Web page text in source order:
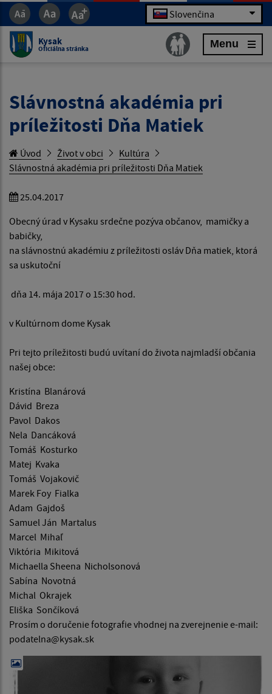
Slovenčina
Kysak
Oficiálna stránka Menu
Slávnostná akadémia pri
príležitosti Dňa Matiek
Úvod Život v obci
Kultúra
Slávnostná akadémia pri príležitosti Dňa Matiek
25.04.2017
Obecný úrad v Kysaku srdečne pozýva občanov, mamičky a
babičky,
na slávnostnú akadémiu z príležitosti osláv Dňa matiek, ktorá
sa uskutoční
dňa 14. mája 2017 o 15:30 hod.
v Kultúrnom dome Kysak
Pri tejto príležitosti budú uvítaní do života najmladší občania
našej obce:
Kristína Blanárová
Dávid Breza
Pavol Dakos
Nela Dancáková
Tomáš Kosturko
Matej Kvaka
Tomáš Vojakovič
Marek Foy Fialka
Adam Gajdoš
Samuel Ján Martalus
Marcel Mihaľ
Viktória Mikitová
Michaella Sheena Nicholsonová
Sabína Novotná
Michal Okrajek
Eliška Sončíková
Prosím o doručenie fotografie vhodnej na zverejnenie e-mail:
podatelna@kysak.sk